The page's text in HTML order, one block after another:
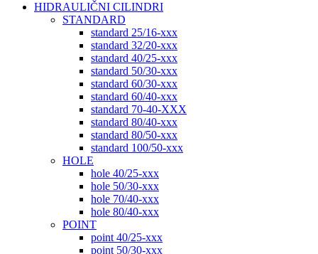
HIDRAULIČNI CILINDRI
STANDARD
standard 25/16-xxx
standard 32/20-xxx
standard 40/25-xxx
standard 50/30-xxx
standard 60/30-xxx
standard 60/40-xxx
standard 70-40-XXX
standard 80/40-xxx
standard 80/50-xxx
standard 100/50-xxx
HOLE
hole 40/25-xxx
hole 50/30-xxx
hole 70/40-xxx
hole 80/40-xxx
POINT
point 40/25-xxx
point 50/30-xxx